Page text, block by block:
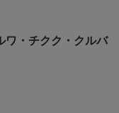
ワ・チクク・クルバ